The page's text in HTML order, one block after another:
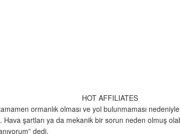
HOT AFFILIATES
ormanlık olması ve yol bulunmaması
şartları ya da mekanik bir sorun neden olmuş
dedi.